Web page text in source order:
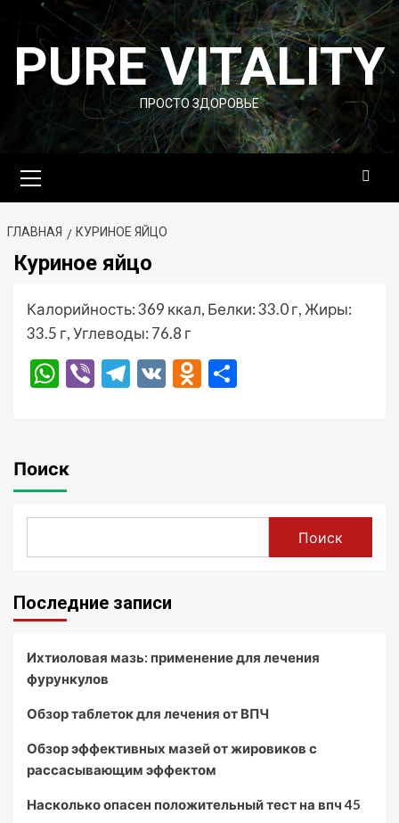
Перейти
содержимому
PURE VITALITY
ПРОСТО ЗДОРОВЬЕ
меню
ГЛАВНАЯ КУРИНОЕ ЯЙЦО
Куриное яйцо
Калорийность: 369 ккал, Белки: 33.0 г, Жиры:
33.5 г, Углеводы: 76.8 г
WhatsApp
ViberTelegram
VK Odnoklassniki
Поиск
Поиск
Последние записи
Ихтиоловая мазь: применение для лечения
фурункулов
Обзор таблеток для лечения от ВПЧ
Обзор эффективных мазей от жировиков с
рассасывающим эффектом
Насколько опасен положительный тест на впч 45